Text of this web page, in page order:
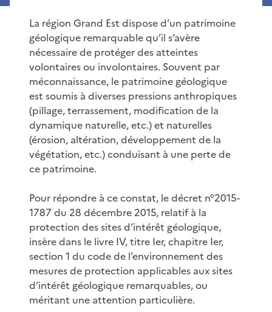
La région Grand Est dispose d’un patrimoine
géologique remarquable qu’il s’avère
nécessaire de protéger des atteintes
volontaires ou involontaires. Souvent par
méconnaissance, le patrimoine géologique
est soumis à diverses pressions anthropiques
(pillage, terrassement, modification de la
dynamique naturelle, etc.) et naturelles
(érosion, altération, développement de la
végétation, etc.) conduisant à une perte de
ce patrimoine.
Pour répondre à ce constat, le décret n°2015-
1787 du 28 décembre 2015, relatif à la
protection des sites d’intérêt géologique,
insère dans le livre IV, titre Ier, chapitre Ier,
section 1 du code de l’environnement des
mesures de protection applicables aux sites
d’intérêt géologique remarquables, ou
méritant une attention particulière.